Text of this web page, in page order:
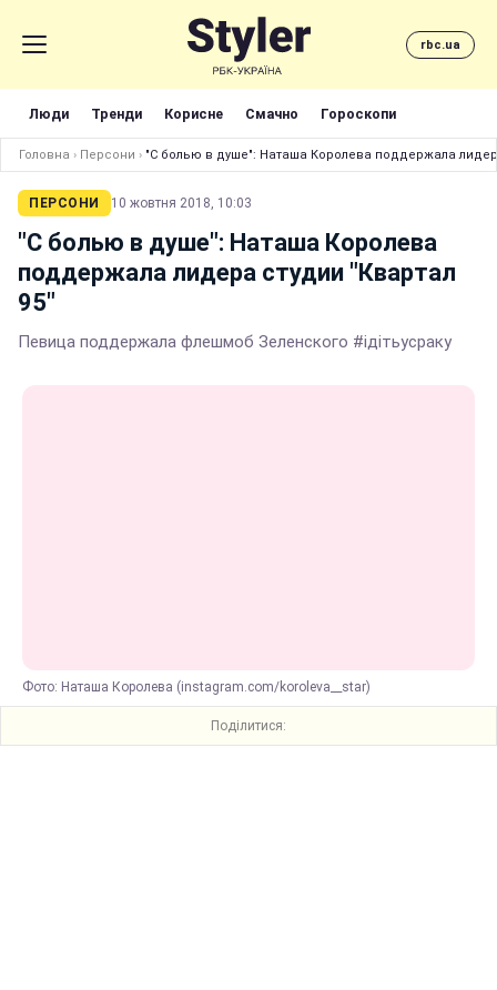
rbc.ua
Люди Тренди Корисне Смачно Гороскопи
Головна › Персони › "С болью в душе": Наташа Королева поддержала
ПЕРСОНИ 10 жовтня 2018, 10:03
"С болью в душе": Наташа Королева
поддержала лидера студии "Квартал
95"
Певица поддержала флешмоб Зеленского #ідітьусраку
Фото: Наташа Королева (instagram.com/koroleva__star)
Поділитися: